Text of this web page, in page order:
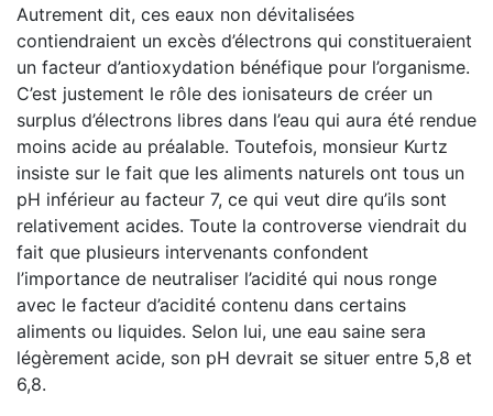
Autrement dit, ces eaux non dévitalisées
contiendraient un excès d’électrons qui constitueraient
un facteur d’antioxydation bénéfique pour l’organisme.
C’est justement le rôle des ionisateurs de créer un
surplus d’électrons libres dans l’eau qui aura été rendue
moins acide au préalable. Toutefois, monsieur Kurtz
insiste sur le fait que les aliments naturels ont tous un
pH inférieur au facteur 7, ce qui veut dire qu’ils sont
relativement acides. Toute la controverse viendrait du
fait que plusieurs intervenants confondent
l’importance de neutraliser l’acidité qui nous ronge
avec le facteur d’acidité contenu dans certains
aliments ou liquides. Selon lui, une eau saine sera
légèrement acide, son pH devrait se situer entre 5,8 et
6,8.